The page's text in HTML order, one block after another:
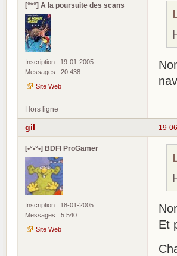
[°*°] A la poursuite des scans
Inscription : 19-01-2005
Messages : 20 438
Site Web
Hors ligne
19-
gil
[•°•°•] BDFI ProGamer
Inscription : 18-01-2005
Messages : 5 540
Site Web
Et